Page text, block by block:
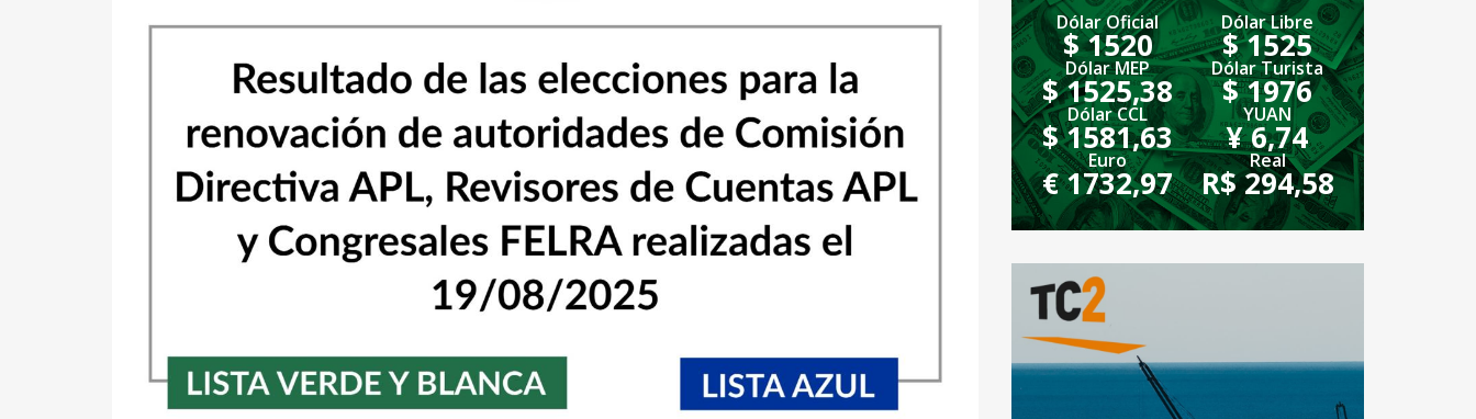
Dólar Oficial
$ 1520
Dólar Libre
$ 1525
Dólar MEP
$ 1525,38
Dólar Turista
$ 1976
Dólar CCL
$ 1581,63
YUAN
¥ 6,74
Euro
€ 1732,97
Real
R$ 294,58